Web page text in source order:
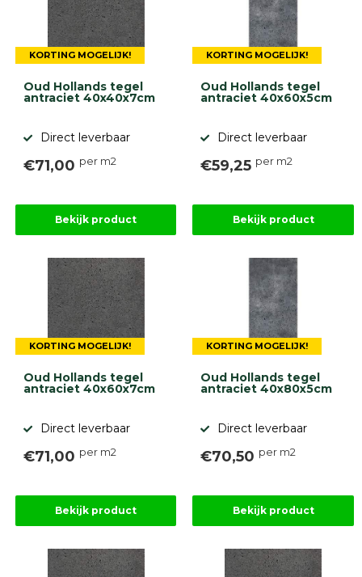
gebaseerd
KORTING MOGELIJK!
Oud Hollands tegel
antraciet 40x40x7cm
Direct leverbaar
€71,00 per m2
Bekijk product
KORTING MOGELIJK!
Oud Hollands tegel
antraciet 40x60x5cm
Direct leverbaar
€59,25 per m2
Bekijk product
KORTING MOGELIJK!
Oud Hollands tegel
antraciet 40x60x7cm
Direct leverbaar
€71,00 per m2
Bekijk product
KORTING MOGELIJK!
Oud Hollands tegel
antraciet 40x80x5cm
Direct leverbaar
€70,50 per m2
Bekijk product